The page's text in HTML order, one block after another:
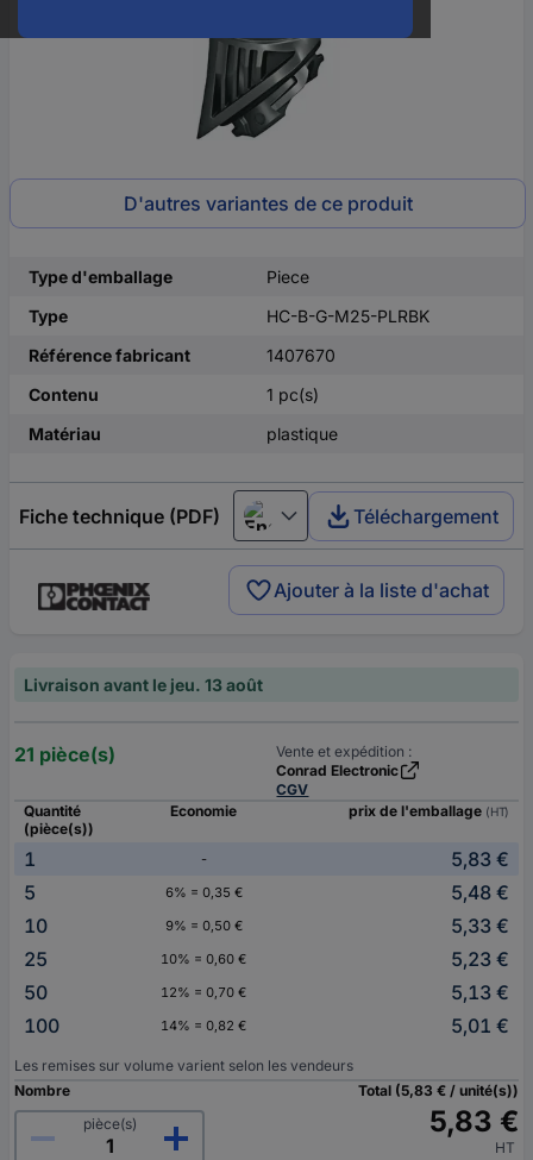
D'autres variantes de ce produit
Type d'emballage
Piece
Type
HC-B-G-M25-PLRBK
Référence fabricant
1407670
Contenu
1 pc(s)
Matériau
plastique
Fiche technique (PDF) English Téléchargement
Ajouter à la liste d'achat
Livraison avant le jeu. 13 août
21 pièce(s)
Vente et expédition :
Conrad Electronic
CGV
Quantité
(pièce(s))
Economie prix de l'emballage (HT)
1 -
5,83 €
5
6% = 0,35 €
5,48 €
10
9% = 0,50 €
5,33 €
25
10% = 0,60 €
5,23 €
50
12% = 0,70 €
5,13 €
100
14% = 0,82 € 5,01 €
Les remises sur volume varient selon les vendeurs
Nombre
pièce(s)
Total (5,83 € / unité(s))
5,83 €
HT